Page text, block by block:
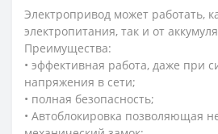
Электропривод может работать,
электропитания, так и от
Преимущества:
• эффективная работа, даже при
напряжения в сети;
• полная безопасность;
• Автоблокировка позволяющая